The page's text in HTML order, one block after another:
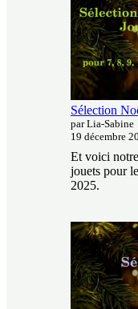
Sélection
par Lia-Sabine
19 décembre
Et voici
jouets pour
2025.